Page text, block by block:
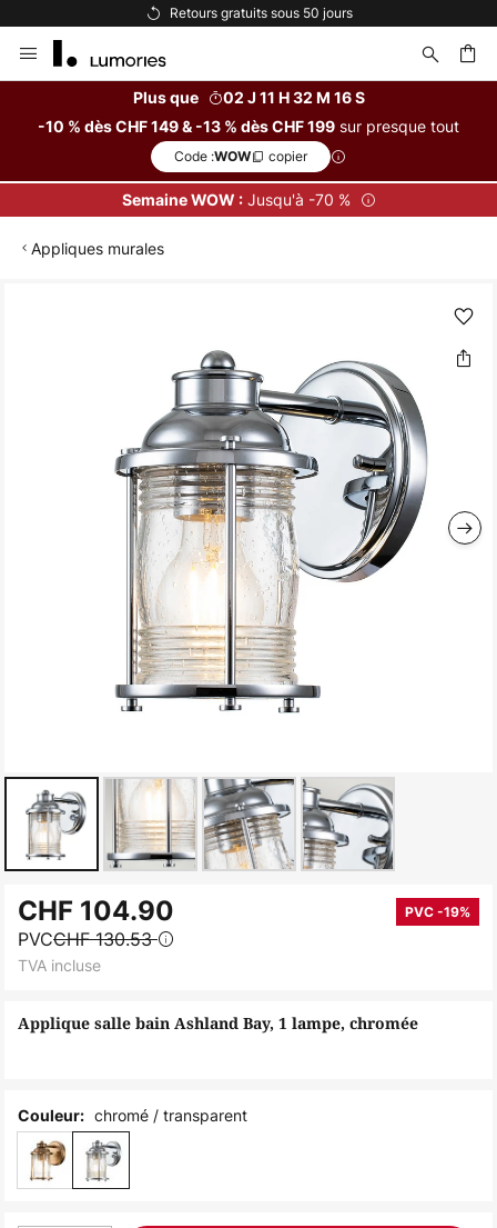
Retours gratuits sous 50 jours
Allez
au
Plus que
02 J 11 H 32 M 16 S
-10 % dès CHF 149 & -13 % dès CHF 199 sur presque tout
Code :WOW copier
Semaine WOW :Jusqu'à -70 %
Appliques murales
to
the
beginning
the
Applique salle bain Ashland Bay, 1 lampe, chromée
CHF 104.90 PVC -19%
PVCCHF 130.53
TVA incluse
Couleur: chromé / transparent